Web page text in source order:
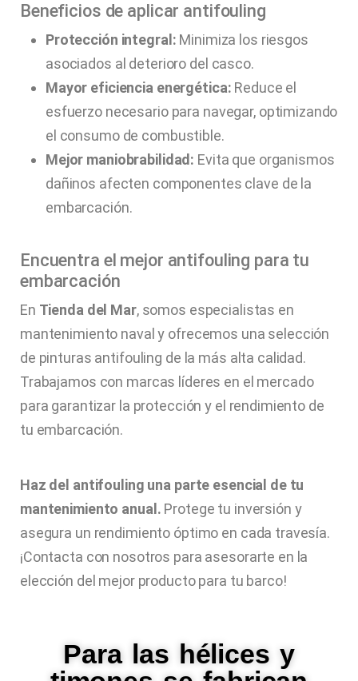
Beneficios de aplicar antifouling
Protección integral: Minimiza los riesgos
asociados al deterioro del casco.
Mayor eficiencia energética: Reduce el
esfuerzo necesario para navegar, optimizando
el consumo de combustible.
Mejor maniobrabilidad: Evita que organismos
dañinos afecten componentes clave de la
embarcación.
Encuentra el mejor antifouling para tu
embarcación
En Tienda del Mar, somos especialistas en
mantenimiento naval y ofrecemos una selección
de pinturas antifouling de la más alta calidad.
Trabajamos con marcas líderes en el mercado
para garantizar la protección y el rendimiento de
tu embarcación.
Haz del antifouling una parte esencial de tu
mantenimiento anual. Protege tu inversión y
asegura un rendimiento óptimo en cada travesía.
¡Contacta con nosotros para asesorarte en la
elección del mejor producto para tu barco!
Para las hélices y